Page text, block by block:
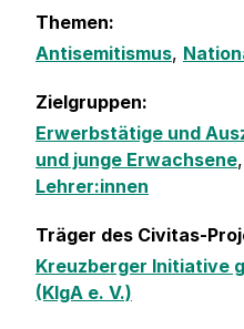
Themen:
Antisemitismus,
Zielgruppen:
Erwerbstätige und
und junge Erwachsene,
Lehrer:innen
Träger des Civitas-
Kreuzberger Initiative
(KIgA e. V.)